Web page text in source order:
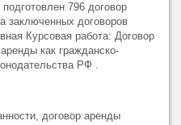
796 договор
заключенных договоров
Курсовая работа: Договор
как гражданско-
РФ .
договор аренды